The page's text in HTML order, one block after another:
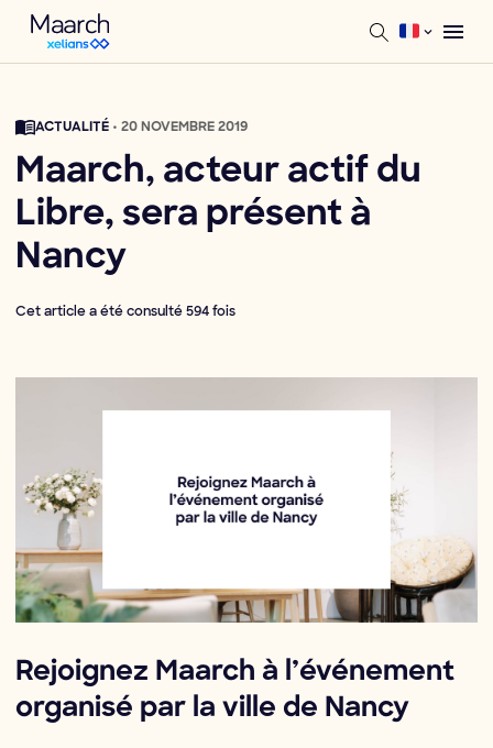
ACTUALITÉ • 20 NOVEMBRE 2019
Maarch, acteur actif du
Libre, sera présent à
Nancy
Cet article a été consulté 594 fois
Rejoignez Maarch à l’événement
organisé par la ville de Nancy